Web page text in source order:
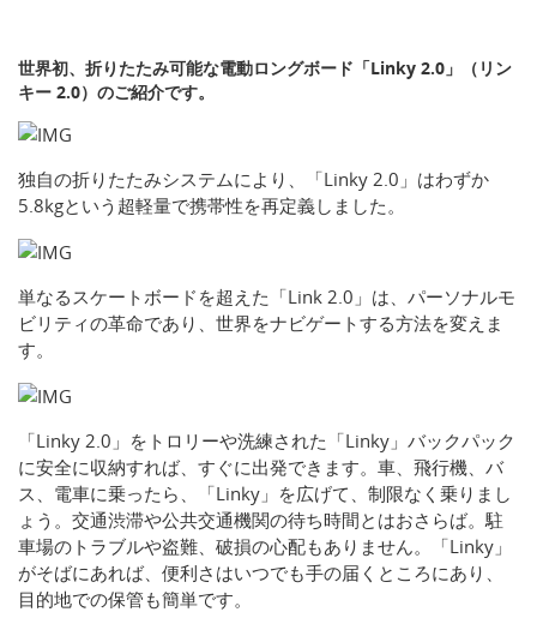
世界初、折りたたみ可能な電動ロングボード「Linky 2.0」（リン
キー 2.0）のご紹介です。
独自の折りたたみシステムにより、「Linky 2.0」はわずか
5.8kgという超軽量で携帯性を再定義しました。
単なるスケートボードを超えた「Link 2.0」は、パーソナルモ
ビリティの革命であり、世界をナビゲートする方法を変えま
す。
「Linky 2.0」をトロリーや洗練された「Linky」バックパック
に安全に収納すれば、すぐに出発できます。車、飛行機、バ
ス、電車に乗ったら、「Linky」を広げて、制限なく乗りまし
ょう。交通渋滞や公共交通機関の待ち時間とはおさらば。駐
車場のトラブルや盗難、破損の心配もありません。「Linky」
がそばにあれば、便利さはいつでも手の届くところにあり、
目的地での保管も簡単です。